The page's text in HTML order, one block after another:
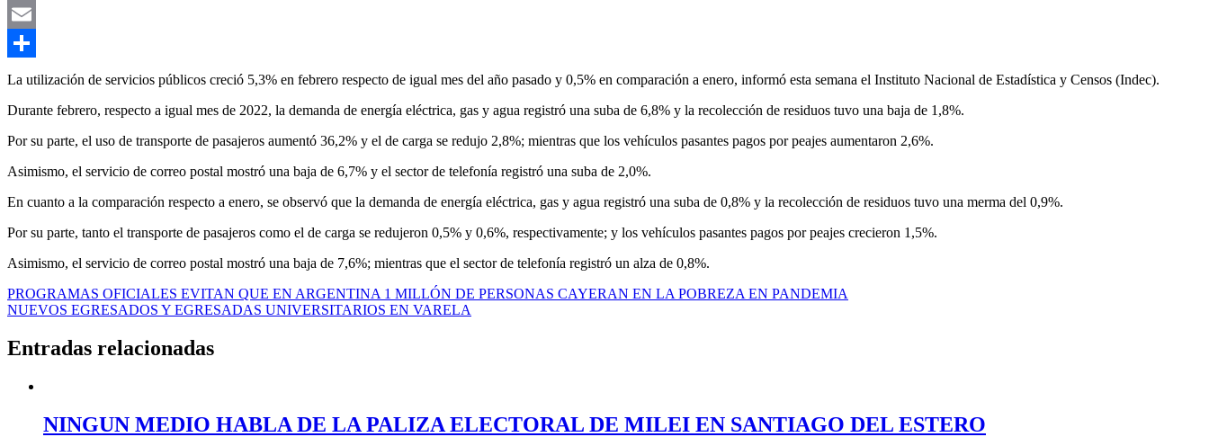
Twitter
Email
Compartir
La utilización de servicios públicos creció 5,3% en febrero respecto de igual mes del año pasado y 0,5% en comparación a enero, informó esta semana el Instituto Nacional de Estadística y Censos (Indec).
Durante febrero, respecto a igual mes de 2022, la demanda de energía eléctrica, gas y agua registró una suba de 6,8% y la recolección de residuos tuvo una baja de 1,8%.
Por su parte, el uso de transporte de pasajeros aumentó 36,2% y el de carga se redujo 2,8%; mientras que los vehículos pasantes pagos por peajes aumentaron 2,6%.
Asimismo, el servicio de correo postal mostró una baja de 6,7% y el sector de telefonía registró una suba de 2,0%.
En cuanto a la comparación respecto a enero, se observó que la demanda de energía eléctrica, gas y agua registró una suba de 0,8% y la recolección de residuos tuvo una merma del 0,9%.
Por su parte, tanto el transporte de pasajeros como el de carga se redujeron 0,5% y 0,6%, respectivamente; y los vehículos pasantes pagos por peajes crecieron 1,5%.
Asimismo, el servicio de correo postal mostró una baja de 7,6%; mientras que el sector de telefonía registró un alza de 0,8%.
Navegación
de
entradas
PROGRAMAS OFICIALES EVITAN QUE EN ARGENTINA 1 MILLÓN DE PERSONAS CAYERAN EN LA POBREZA EN PANDEMIA
NUEVOS EGRESADOS Y EGRESADAS UNIVERSITARIOS EN VARELA
Entradas relacionadas
NINGUN MEDIO HABLA DE LA PALIZA ELECTORAL DE MILEI EN SANTIAGO DEL ESTERO